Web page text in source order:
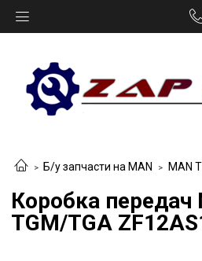
Б/у запчасти на MAN MAN
Коробка передач
TGM/TGA